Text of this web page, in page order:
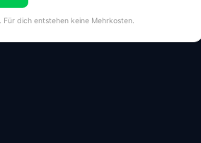
dich entstehen keine Mehrkosten.